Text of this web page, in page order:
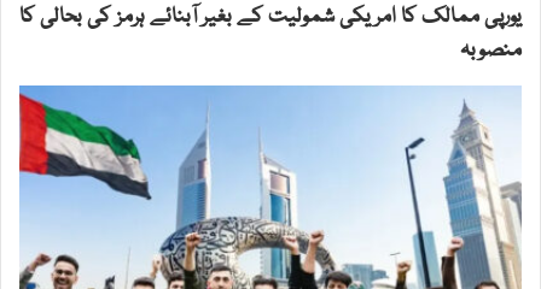
یورپی ممالک کا امریکی شمولیت کے بغیر آبنائے ہرمز کی بحالی کا
منصوبہ